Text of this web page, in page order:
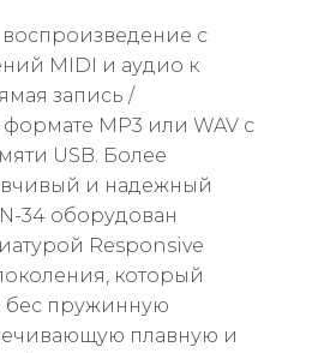
с
MIDI и аудио к
запись /
MP3 или WAV с
USB. Более
и надежный
34 оборудован
Responsive
который
бес пружинную
плавную и